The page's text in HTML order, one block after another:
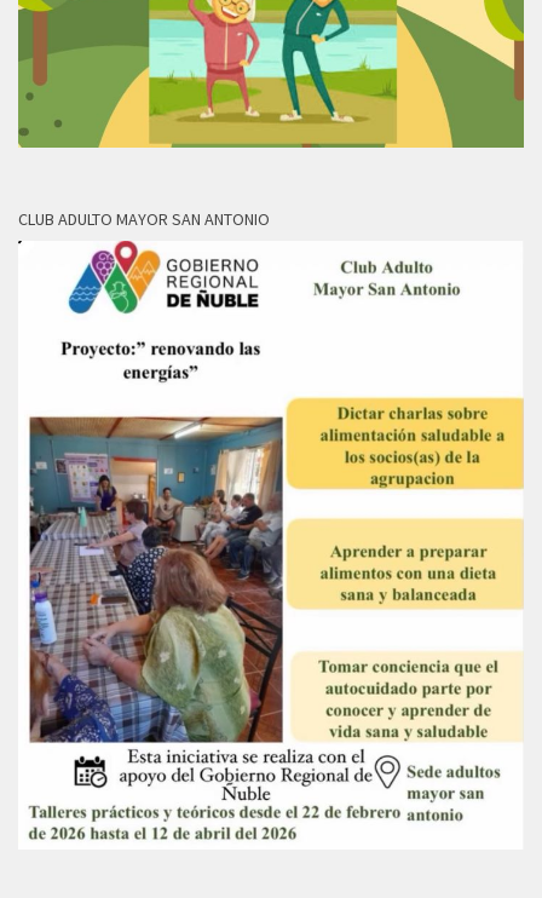
CLUB ADULTO MAYOR SAN ANTONIO